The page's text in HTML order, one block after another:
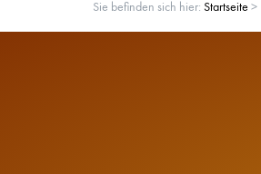
Sie befinden sich hier: Startseite >